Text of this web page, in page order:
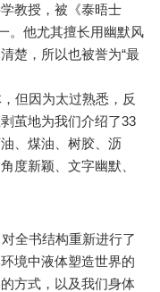
教授，被《泰晤士
。他尤其擅长用幽默风
楚，所以也被誉为“最
但因为太过熟悉，反
茧地为我们介绍了33
、煤油、树胶、沥
度新颖、文字幽默、
全书结构重新进行了
境中液体塑造世界的
方式，以及我们身体